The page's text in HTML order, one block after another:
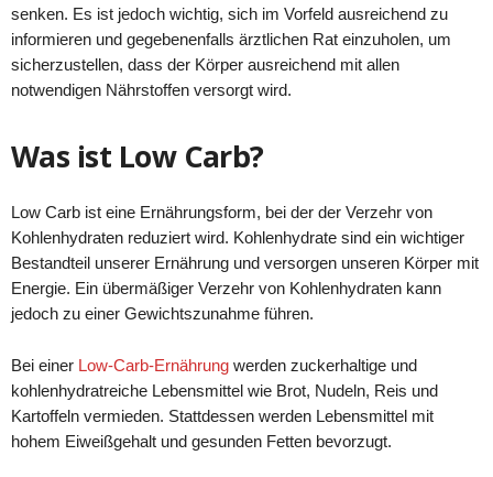
senken. Es ist jedoch wichtig, sich im Vorfeld ausreichend zu
informieren und gegebenenfalls ärztlichen Rat einzuholen, um
sicherzustellen, dass der Körper ausreichend mit allen
notwendigen Nährstoffen versorgt wird.
Was ist Low Carb?
Low Carb ist eine Ernährungsform, bei der der Verzehr von
Kohlenhydraten reduziert wird. Kohlenhydrate sind ein wichtiger
Bestandteil unserer Ernährung und versorgen unseren Körper mit
Energie. Ein übermäßiger Verzehr von Kohlenhydraten kann
jedoch zu einer Gewichtszunahme führen.
Bei einer Low-Carb-Ernährung werden zuckerhaltige und
kohlenhydratreiche Lebensmittel wie Brot, Nudeln, Reis und
Kartoffeln vermieden. Stattdessen werden Lebensmittel mit
hohem Eiweißgehalt und gesunden Fetten bevorzugt.